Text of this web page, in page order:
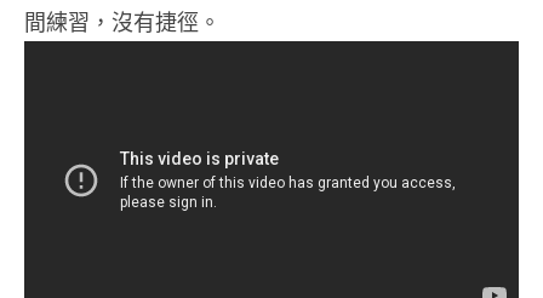
間練習，沒有捷徑。